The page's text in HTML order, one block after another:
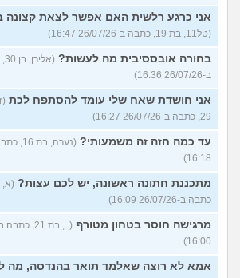
אני כרגע רלשית האם אפשר לצאת קצונה
(טל11, בת 19, כתבה ב-26/07/26 16:47)
בחורה אובססיבית מה לעשות?
ב-26/07/26 16:36)
אני חושדת שאח שלי עומד להסתפח לכת
29, כתבה ב-26/07/26 16:27)
עד כמה חזה זה משמעותי?
16:18)
מתכננת חתונה ראשונה, יש לכם עצות?
כתבה ב-26/07/26 16:09)
מרגישה חוסר בטחון מטורף
16:00)
אמא לא רוצה שאלמד תואר בהנדסה, מה